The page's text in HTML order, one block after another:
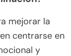
en el